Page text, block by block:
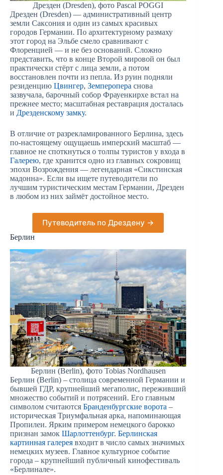
Дрезден (Dresden), фото Pascal POGGI
Дрезден (Dresden) — административный центр
земли Саксония и один из самых красивых
городов Германии. По архитектурному размаху
этот город на Эльбе смело сравнивают с
Флоренцией — и не без оснований. Сложно
представить, что в конце Второй мировой он был
практически стёрт с лица земли, а потом
восстановлен почти из пепла. Из руин подняли
резиденцию Цвингер, Земперопера снова
зазвучала, барочный собор Фрауенкирхе встал на
прежнее место; масштабная реставрация досталась
и Дрезденскому замку.
В отличие от разрекламированного Берлина, здесь
по-настоящему ощущаешь имперский масштаб —
главное не споткнуться о толпы туристов у входа в
Галерею, где хранится одно из главных сокровищ
эпохи Возрождения — легендарная «Сикстинская
мадонна». Если вы ищете путеводители по
лучшим туристическим местам Германии, Дрезден
в любом из них займёт достойное место.
Путеводитель по Дрездену →
Берлин
Берлин (Berlin), фото Tobias Nordhausen
Берлин (Berlin) – столица современной Германии и
бывшей ГДР, крупнейший мегаполис, переживший
множество событий и потрясений. Его главным
символом считаются Бранденбургские ворота –
историческая Триумфальная арка, напоминающая
Пропилеи. Ярким примером немецкого барокко
признан замок Шарлоттенбург. Берлинская
картинная галерея входит в число самых значимых
немецких музеев. Главное культурное событие
города – крупнейший публичный кинофестиваль
«Берлинале».